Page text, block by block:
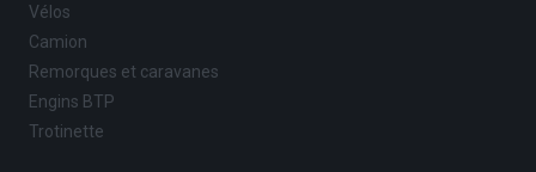
Vélos
Camion
Remorques et caravanes
Engins BTP
Trotinette